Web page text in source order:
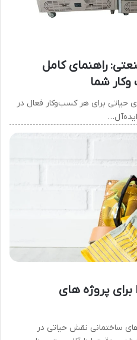
راهنمای کامل
شما
حیاتی برای هر کسب‌وکار فعال در
برای پروژه های
ساختمانی نقش حیاتی در